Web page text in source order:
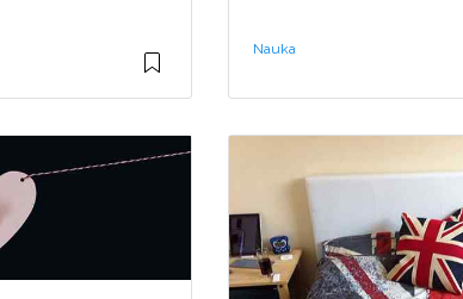
Nauka